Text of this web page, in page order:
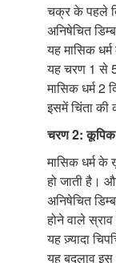
चक्र के पहले
अनिषेचित
यह मासिक
यह चरण 1 से 5
मासिक धर्म 2
इसमें चिंता की
चरण 2:
मासिक धर्म के
हो जाती है।
अनिषेचित
होने वाले
यह ज़्यादा
यह बदलाव